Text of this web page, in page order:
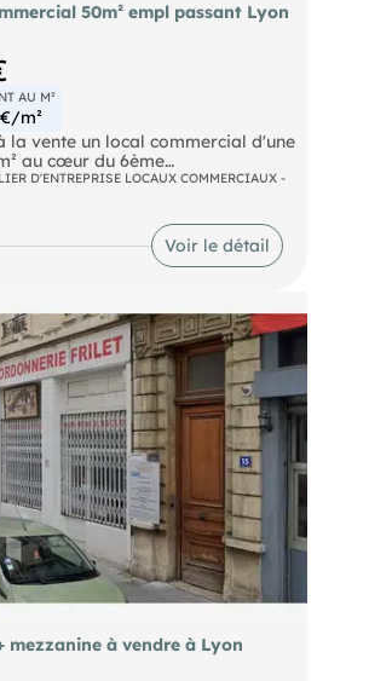
50m² empl passant Lyon
AU M²
m²
la vente un local commercial d'une
au cœur du 6ème
de Lyon.
placé dans le secteur Brotteaux
axe commerçant avec un flux
!
D'ENTREPRISE LOCAUX COMMERCIAUX -
Voir le détail
mezzanine à vendre à Lyon